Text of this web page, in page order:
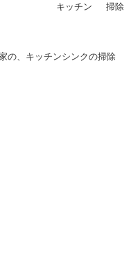
キッチン
掃除